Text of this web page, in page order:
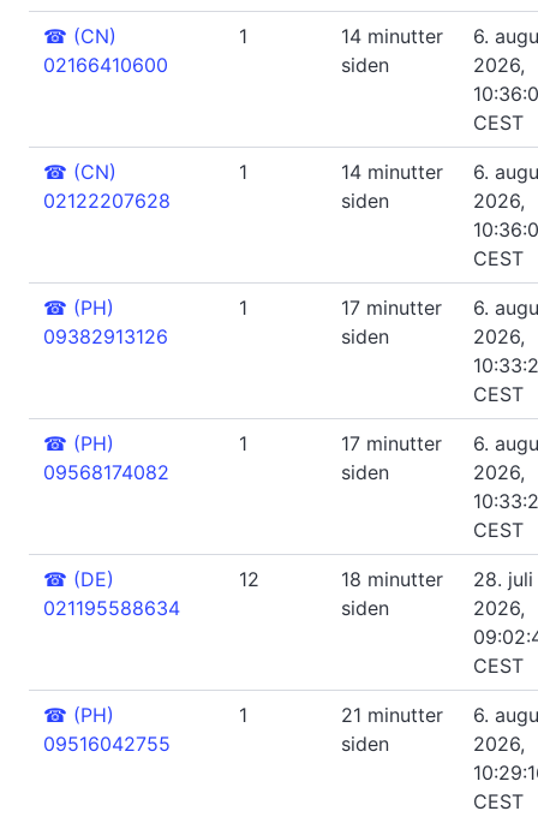
☎ (CN)
02166410600
1
14 minutter
siden
6.
2026,
CEST
☎ (CN)
02122207628
1
14 minutter
siden
6.
2026,
CEST
☎ (PH)
09382913126
1
17 minutter
siden
6.
2026,
CEST
☎ (PH)
09568174082
1
17 minutter
siden
6.
2026,
CEST
☎ (DE)
021195588634
12
18 minutter
siden
28. juli
2026,
CEST
☎ (PH)
09516042755
1
21 minutter
siden
6.
2026,
CEST